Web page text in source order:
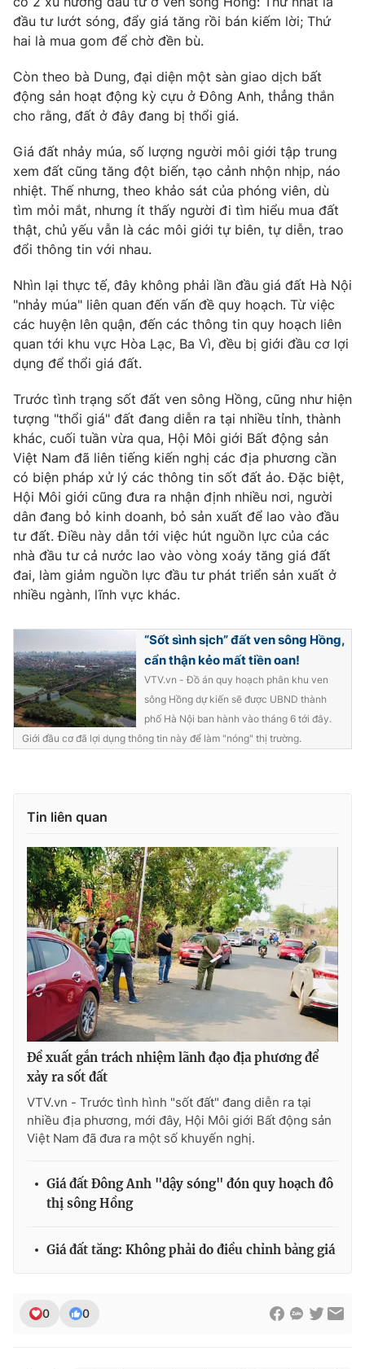
đầu tư lướt sóng, đẩy giá tăng rồi bán kiếm lời; Thứ
hai là mua gom để chờ đền bù.
Còn theo bà Dung, đại diện một sàn giao dịch bất
động sản hoạt động kỳ cựu ở Đông Anh, thẳng thắn
cho rằng, đất ở đây đang bị thổi giá.
Giá đất nhảy múa, số lượng người môi giới tập trung
xem đất cũng tăng đột biến, tạo cảnh nhộn nhịp, náo
nhiệt. Thế nhưng, theo khảo sát của phóng viên, dù
tìm mỏi mắt, nhưng ít thấy người đi tìm hiểu mua đất
thật, chủ yếu vẫn là các môi giới tự biên, tự diễn, trao
đổi thông tin với nhau.
Nhìn lại thực tế, đây không phải lần đầu giá đất Hà Nội
"nhảy múa" liên quan đến vấn đề quy hoạch. Từ việc
các huyện lên quận, đến các thông tin quy hoạch liên
quan tới khu vực Hòa Lạc, Ba Vì, đều bị giới đầu cơ lợi
dụng để thổi giá đất.
Trước tình trạng sốt đất ven sông Hồng, cũng như hiện
tượng "thổi giá" đất đang diễn ra tại nhiều tỉnh, thành
khác, cuối tuần vừa qua, Hội Môi giới Bất động sản
Việt Nam đã liên tiếng kiến nghị các địa phương cần
có biện pháp xử lý các thông tin sốt đất ảo. Đặc biệt,
Hội Môi giới cũng đưa ra nhận định nhiều nơi, người
dân đang bỏ kinh doanh, bỏ sản xuất để lao vào đầu
tư đất. Điều này dẫn tới việc hút nguồn lực của các
nhà đầu tư cả nước lao vào vòng xoáy tăng giá đất
đai, làm giảm nguồn lực đầu tư phát triển sản xuất ở
nhiều ngành, lĩnh vực khác.
“Sốt sình sịch” đất ven sông Hồng,
cẩn thận kẻo mất tiền oan!
VTV.vn - Đồ án quy hoạch phân khu ven
sông Hồng dự kiến sẽ được UBND thành
phố Hà Nội ban hành vào tháng 6 tới đây.
Giới đầu cơ đã lợi dụng thông tin này để làm "nóng" thị trường.
Tin liên quan
Đề xuất gắn trách nhiệm lãnh đạo địa phương để
xảy ra sốt đất
VTV.vn - Trước tình hình "sốt đất" đang diễn ra tại
nhiều địa phương, mới đây, Hội Môi giới Bất động sản
Việt Nam đã đưa ra một số khuyến nghị.
Giá đất Đông Anh "dậy sóng" đón quy hoạch đô
thị sông Hồng
Giá đất tăng: Không phải do điều chỉnh bảng giá
0 0